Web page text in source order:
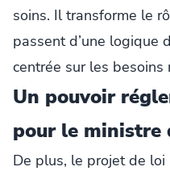
soins. Il transforme le
passent d’une logique
centrée sur les
Un pouvoir
pour le ministre
De plus, le projet de